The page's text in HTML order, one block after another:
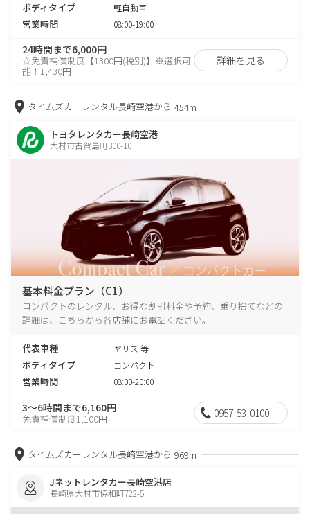
ボディタイプ 軽自動車
営業時間 08:00-19:00
24時間まで6,000円
☆免責補償制度【1300円(税別)】※選択可
能！1,430円
詳細を見る
タイムズカーレンタル長崎空港から 454m
トヨタレンタカー長崎空港
大村市古賀島町300-10
基本料金プラン（C1）
コンパクトのレンタル、お得な割引料金や予約、乗り捨てなどの
詳細は、こちらから各店舗にお電話ください。
代表車種 ヤリス 等
ボディタイプ コンパクト
営業時間 08:00-20:00
3～6時間まで6,160円
免責補償制度1,100円 0957-53-0100
タイムズカーレンタル長崎空港から 969m
Jネットレンタカー長崎空港店
長崎県大村市協和町722-5